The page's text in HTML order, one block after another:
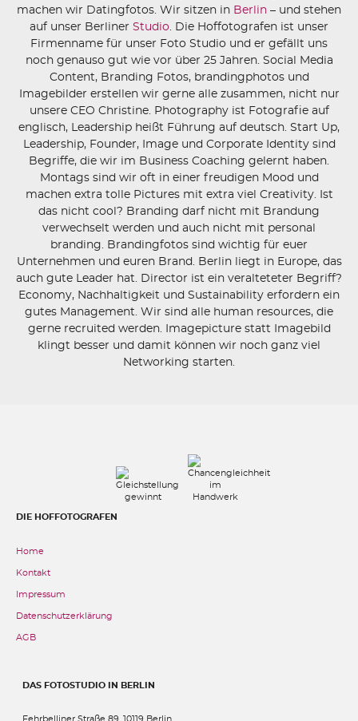
machen wir Datingfotos. Wir sitzen in Berlin – und stehen
auf unser Berliner Studio. Die Hoffotografen ist unser
Firmenname für unser Foto Studio und er gefällt uns
noch genauso gut wie vor über 25 Jahren. Social Media
Content, Branding Fotos, brandingphotos und
Imagebilder erstellen wir gerne alle zusammen, nicht nur
unsere CEO Christine. Photography ist Fotografie auf
englisch, Leadership heißt Führung auf deutsch. Start Up,
Leadership, Founder, Image und Corporate Identity sind
Begriffe, die wir im Business Coaching gelernt haben.
Montags sind wir oft in einer freudigen Mood und
machen extra tolle Pictures mit extra viel Creativity. Ist
das nicht cool? Branding darf nicht mit Brandung
verwechselt werden und auch nicht mit personal
branding. Brandingfotos sind wichtig für euer
Unternehmen und euren Brand. Berlin liegt in Europe, das
auch gute Leader hat. Director ist ein veralteteter Begriff?
Economy, Nachhaltigkeit und Sustainability erfordern ein
gutes Management. Wir sind alle human resources, die
gerne recruited werden. Imagepicture statt Imagebild
klingt besser und damit können wir noch ganz viel
Networking starten.
DIE HOFFOTOGRAFEN
Home
Kontakt
Impressum
Datenschutzerklärung
AGB
DAS FOTOSTUDIO IN BERLIN
Fehrbelliner Straße 89, 10119 Berlin